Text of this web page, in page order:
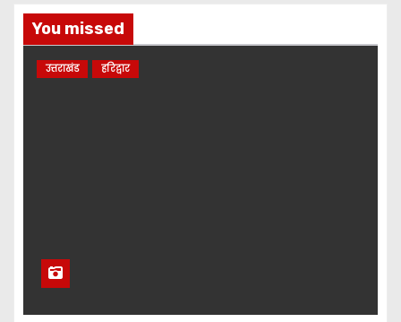
You missed
उत्तराखंड हरिद्वार